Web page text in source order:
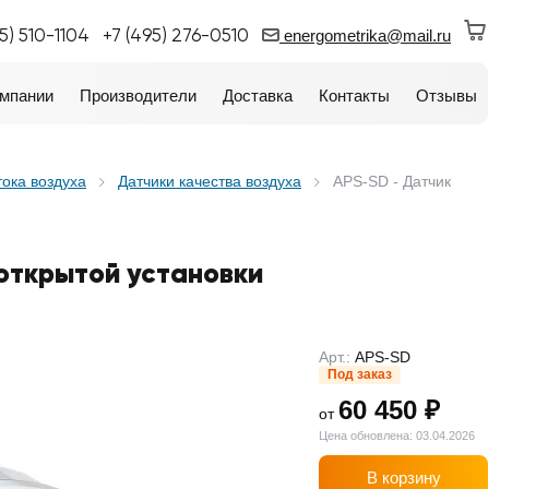
510-1104 +7 (495) 276-0510 energometrika@mail.ru
Производители Доставка Контакты Отзывы
воздуха Датчики качества воздуха
APS-SD - Датчик
установки
Арт.: APS-SD
Под заказ
от60 450 ₽
Цена обновлена: 03.04.2026
В корзину